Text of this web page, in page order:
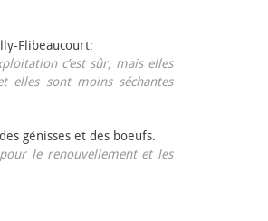
Flibeaucourt:
c’est sûr, mais elles
elles sont moins séchantes
génisses et des bœufs.
le renouvellement et les